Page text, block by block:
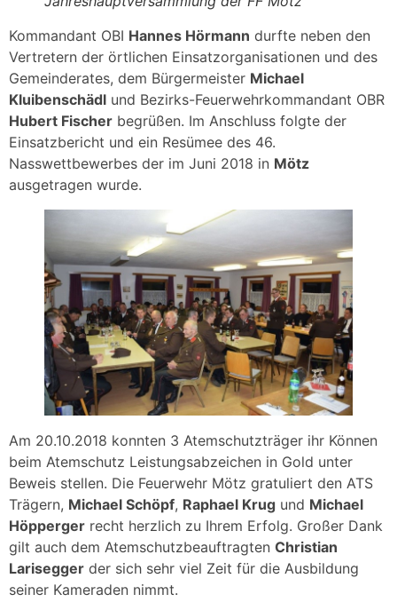
Kommandant OBI Hannes Hörmann durfte neben den
Vertretern der örtlichen Einsatzorganisationen und des
Gemeinderates, dem Bürgermeister Michael
Kluibenschädl und Bezirks-Feuerwehrkommandant OBR
Hubert Fischer begrüßen. Im Anschluss folgte der
Einsatzbericht und ein Resümee des 46.
Nasswettbewerbes der im Juni 2018 in Mötz
ausgetragen wurde.
Am 20.10.2018 konnten 3 Atemschutzträger ihr Können
beim Atemschutz Leistungsabzeichen in Gold unter
Beweis stellen. Die Feuerwehr Mötz gratuliert den ATS
Trägern, Michael Schöpf, Raphael Krug und Michael
Höpperger recht herzlich zu Ihrem Erfolg. Großer Dank
gilt auch dem Atemschutzbeauftragten Christian
Larisegger der sich sehr viel Zeit für die Ausbildung
seiner Kameraden nimmt.